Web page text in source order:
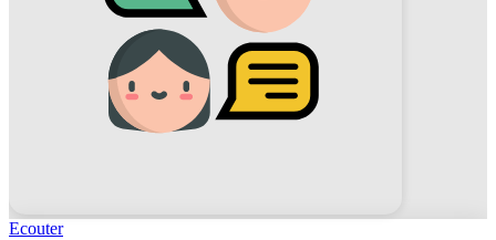
Ecouter